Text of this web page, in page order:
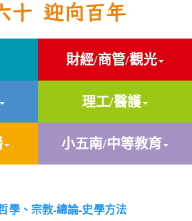
十 迎向百年
財經/商管/觀光
理工/醫護
小五南/中等教育
學、宗教-總論-史學方法